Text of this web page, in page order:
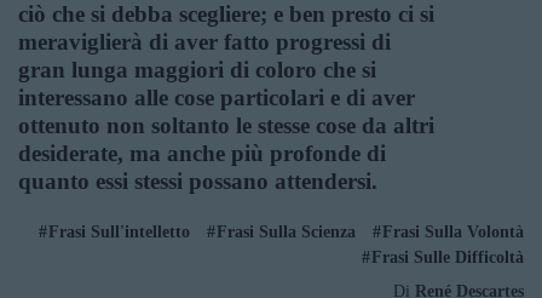
ciò che si debba scegliere; e ben presto ci si
meraviglierà di aver fatto progressi di
gran lunga maggiori di coloro che si
interessano alle cose particolari e di aver
ottenuto non soltanto le stesse cose da altri
desiderate, ma anche più profonde di
quanto essi stessi possano attendersi.
Frasi Sull'intelletto Frasi Sulla Scienza
Frasi Sulla Volontà
Frasi Sulle Difficoltà
Di René Descartes